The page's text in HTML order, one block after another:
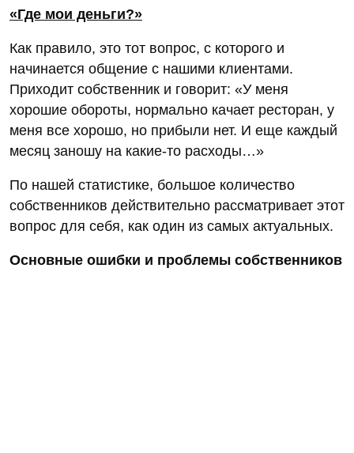
«Где мои деньги?»
Как правило, это тот вопрос, с которого и
начинается общение с нашими клиентами.
Приходит собственник и говорит: «У меня
хорошие обороты, нормально качает ресторан, у
меня все хорошо, но прибыли нет. И еще каждый
месяц заношу на какие-то расходы…»
По нашей статистике, большое количество
собственников действительно рассматривает этот
вопрос для себя, как один из самых актуальных.
Основные ошибки и проблемы собственников